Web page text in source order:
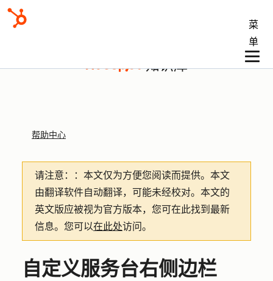
菜
单
知识库
帮助中心
请注意： ：本文仅为方便您阅读而提供。 本文
由翻译软件自动翻译，可能未经校对。本文的
英文版应被视为官方版本，您可在此找到最新
信息。您可以在此处访问。
自定义服务台右侧边栏